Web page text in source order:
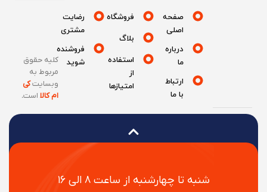
شنبه تا چهارشنبه از ساعت ۸ الی ۱۶
صفحه
درباره
ارتباط
فروشگاه
بلاگ
استفاده
امتیازها
رضایت
مشتری
فروشنده
شوید
کلیه حقوق
مربوط به
وبسایتکی
ام کالااست.